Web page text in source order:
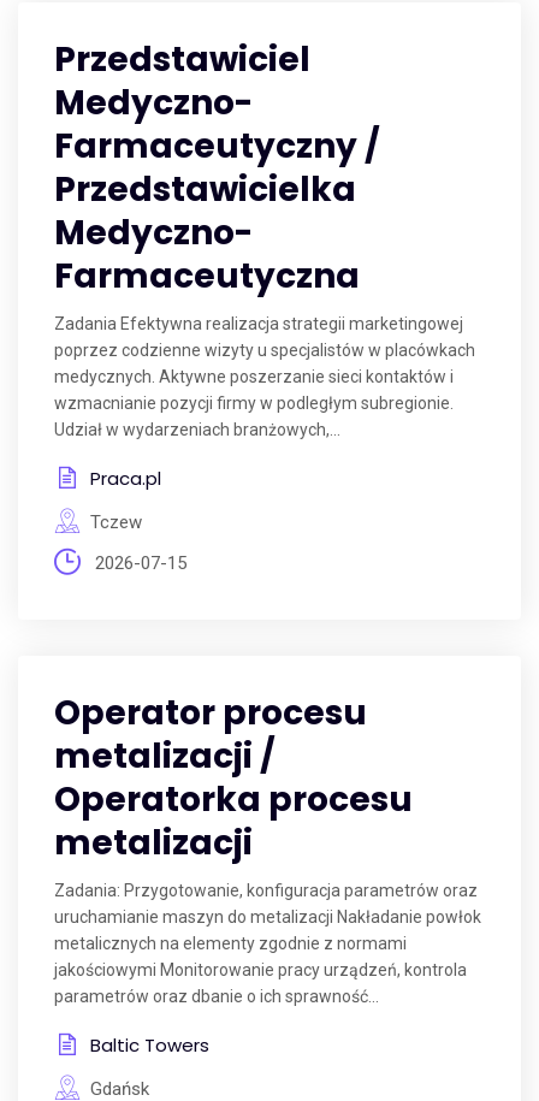
Przedstawiciel
Medyczno-
Farmaceutyczny /
Przedstawicielka
Medyczno-
Farmaceutyczna
Zadania Efektywna realizacja strategii marketingowej
poprzez codzienne wizyty u specjalistów w placówkach
medycznych. Aktywne poszerzanie sieci kontaktów i
wzmacnianie pozycji firmy w podległym subregionie.
Udział w wydarzeniach branżowych,...
Praca.pl
Tczew
2026-07-15
Operator procesu
metalizacji /
Operatorka procesu
metalizacji
Zadania: Przygotowanie, konfiguracja parametrów oraz
uruchamianie maszyn do metalizacji Nakładanie powłok
metalicznych na elementy zgodnie z normami
jakościowymi Monitorowanie pracy urządzeń, kontrola
parametrów oraz dbanie o ich sprawność...
Baltic Towers
Gdańsk